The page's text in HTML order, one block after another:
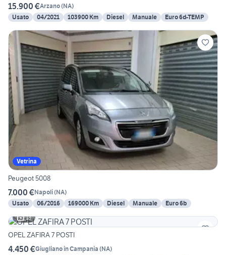
15.900 €Arzano(NA)
Usato
04/2021 103900 Km Diesel Manuale Euro 6d-TEMP
Vetrina
Peugeot 5008
7.000 €Napoli(NA)
Usato
06/2016 169000 Km Diesel Manuale
Euro 6b
13
OPEL ZAFIRA 7 POSTI
4.450 €Giugliano in Campania (NA)